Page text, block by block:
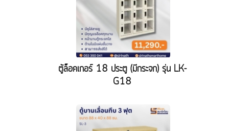
ตู้ล็อคเกอร์ 18 ประตู (มีกระจก) รุ่น LK-
G18